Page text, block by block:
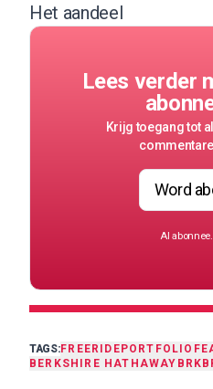
Het aandeel
Lees verder
Krijg toegang tot
Word
Al
TAGS:FREERIDEPORTFOLIO
BERKSHIRE HATHAWAY BRK